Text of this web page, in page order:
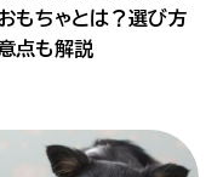
もちゃとは？選び方
点も解説